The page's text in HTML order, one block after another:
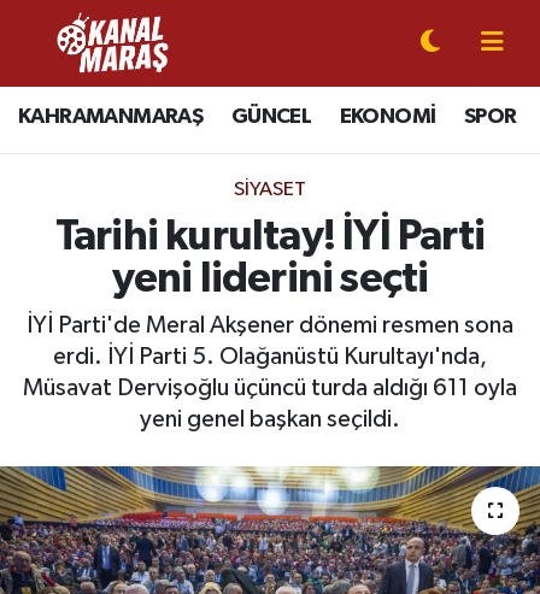
KAHRAMANMARAŞ GÜNCEL EKONOMİ SPOR
SIYASET
Tarihi kurultay! İYİ Parti
yeni liderini seçti
İYİ Parti'de Meral Akşener dönemi resmen sona
erdi. İYİ Parti 5. Olağanüstü Kurultayı'nda,
Müsavat Dervişoğlu üçüncü turda aldığı 611 oyla
yeni genel başkan seçildi.
CANLI YAYIN
KAHRAMANMARAŞ
GÜNCEL
SPOR
SİYASET
EKONOMİ
MAGAZİN
SAĞLIK
Kahramanmaraş Nöbetçi Eczaneler
Kahramanmaraş Hava Durumu
Kahramanmaraş Namaz Vakitleri
Kahramanmaraş Trafik Yoğunluk Haritası
Süper Lig Puan Durumu ve Fikstür
Tüm Manşetler
Haber Arşivi